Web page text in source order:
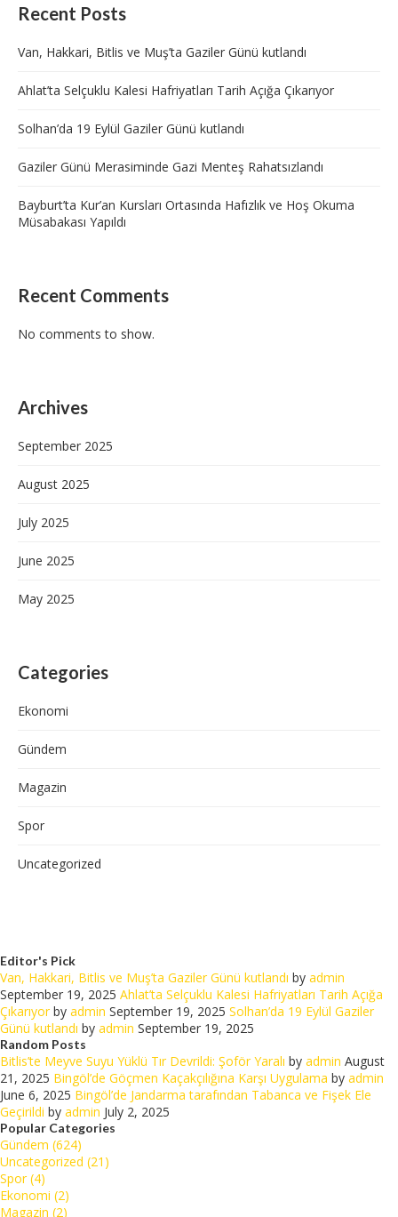
Recent Posts
Van, Hakkari, Bitlis ve Muş’ta Gaziler Günü kutlandı
Ahlat’ta Selçuklu Kalesi Hafriyatları Tarih Açığa Çıkarıyor
Solhan’da 19 Eylül Gaziler Günü kutlandı
Gaziler Günü Merasiminde Gazi Menteş Rahatsızlandı
Bayburt’ta Kur’an Kursları Ortasında Hafızlık ve Hoş Okuma
Müsabakası Yapıldı
Recent Comments
No comments to show.
Archives
September 2025
August 2025
July 2025
June 2025
May 2025
Categories
Ekonomi
Gündem
Magazin
Spor
Uncategorized
Editor's Pick
Van, Hakkari, Bitlis ve Muş’ta Gaziler Günü kutlandı by admin
September 19, 2025 Ahlat’ta Selçuklu Kalesi Hafriyatları Tarih Açığa
Çıkarıyorby admin September 19, 2025 Solhan’da 19 Eylül Gaziler
Günü kutlandı by admin September 19, 2025
Random Posts
Bitlis’te Meyve Suyu Yüklü Tır Devrildi: Şoför Yaralı by admin August
21, 2025 Bingöl’de Göçmen Kaçakçılığına Karşı Uygulama by admin
June 6, 2025 Bingöl’de Jandarma tarafından Tabanca ve Fişek Ele
Geçirildi by admin July 2, 2025
Popular Categories
Gündem (624)
Uncategorized (21)
Spor (4)
Ekonomi (2)
Magazin (2)